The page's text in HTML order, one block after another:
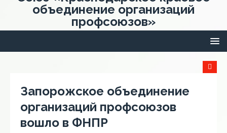
объединение организаций
профсоюзов»
Запорожское объединение
организаций профсоюзов
вошло в ФНПР